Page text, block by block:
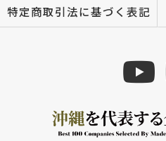
特定商取引法に基づく表記